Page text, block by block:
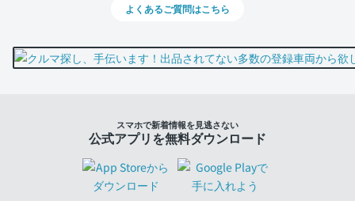
よくあるご質問はこちら
スマホで新着情報を見逃さない
公式アプリを無料ダウンロード